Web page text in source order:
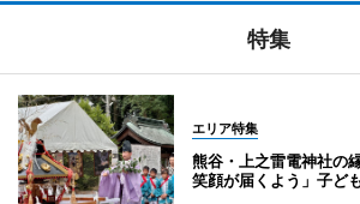
特集
エリア特集
熊谷・上之雷電神社の
笑顔が届くよう」子ど